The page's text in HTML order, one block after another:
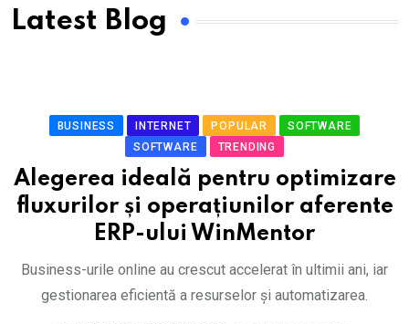
Latest Blog
BUSINESS INTERNET POPULAR
SOFTWARE
SOFTWARE
TRENDING
Alegerea ideală pentru optimizare
fluxurilor și operațiunilor aferente
ERP-ului WinMentor
Business-urile online au crescut accelerat în ultimii ani, iar
gestionarea eficientă a resurselor și automatizarea.